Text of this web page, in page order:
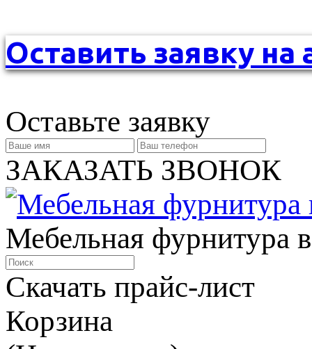
Оставить заявку на
Оставьте заявку
ЗАКАЗАТЬ ЗВОНОК
Мебельная фурнитура
Скачать прайс-лист
Корзина